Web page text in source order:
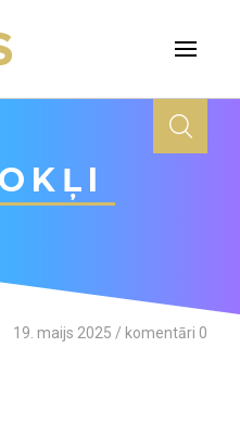
19. maijs 2025 / komentāri 0